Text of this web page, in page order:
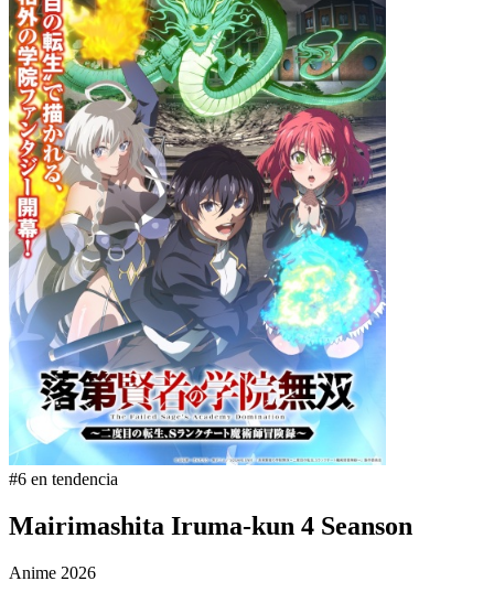
#6 en tendencia
Mairimashita Iruma-kun 4 Seanson
Anime 2026